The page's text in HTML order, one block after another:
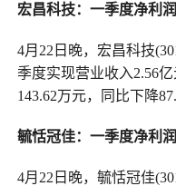
宏昌科技：一季度净利
4月22日晚，宏昌科技
季度实现营业收入2.56
143.62万元，同比下降
毓恬冠佳：一季度净利
4月22日晚，毓恬冠佳